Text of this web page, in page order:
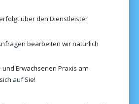
über den Dienstleister
bearbeiten wir natürlich
Erwachsenen Praxis am
auf Sie!